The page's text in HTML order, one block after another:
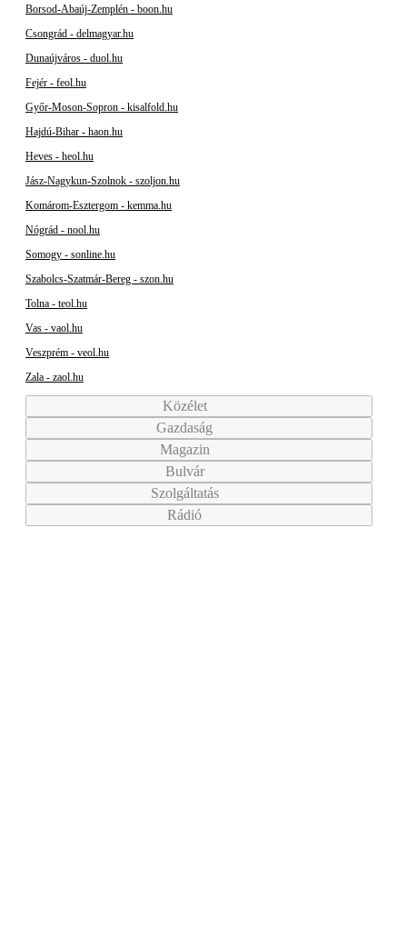
Borsod-Abaúj-Zemplén - boon.hu
Csongrád - delmagyar.hu
Dunaújváros - duol.hu
Fejér - feol.hu
Győr-Moson-Sopron - kisalfold.hu
Hajdú-Bihar - haon.hu
Heves - heol.hu
Jász-Nagykun-Szolnok - szoljon.hu
Komárom-Esztergom - kemma.hu
Nógrád - nool.hu
Somogy - sonline.hu
Szabolcs-Szatmár-Bereg - szon.hu
Tolna - teol.hu
Vas - vaol.hu
Veszprém - veol.hu
Zala - zaol.hu
Közélet
Gazdaság
Magazin
Bulvár
Szolgáltatás
Rádió